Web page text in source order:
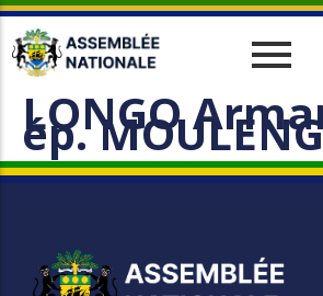
Historique
Missions
Organes
Vos Députés
Travaux
parlementaires
Relations Interparlementaires
Actualités
Evènements
Phototèque
LONGO
ép.